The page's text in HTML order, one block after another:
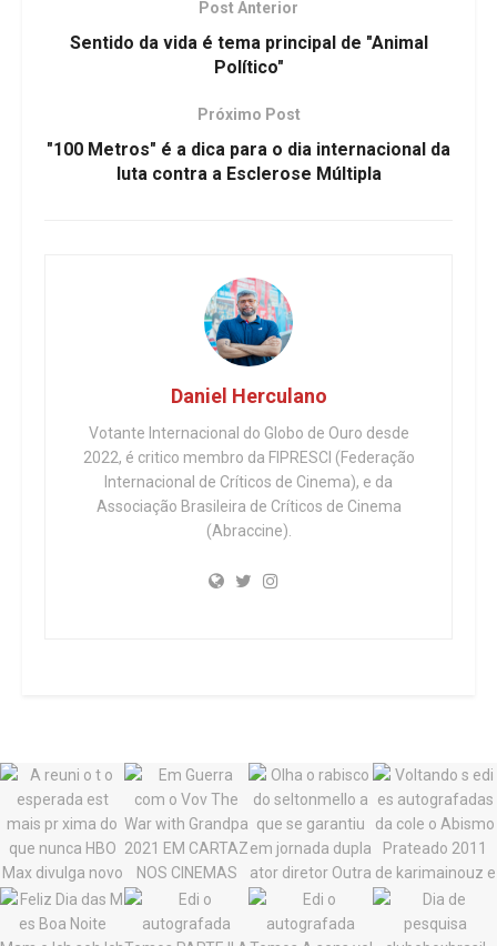
Post Anterior
Sentido da vida é tema principal de "Animal
Político"
Próximo Post
"100 Metros" é a dica para o dia internacional da
luta contra a Esclerose Múltipla
Daniel Herculano
Votante Internacional do Globo de Ouro desde
2022, é critico membro da FIPRESCI (Federação
Internacional de Críticos de Cinema), e da
Associação Brasileira de Críticos de Cinema
(Abraccine).